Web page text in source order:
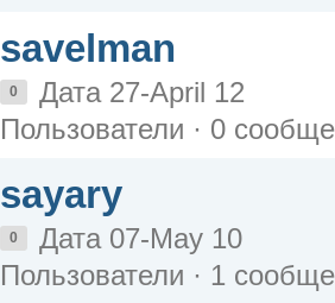
savelman
0
Дата 27-April 12
Пользователи · 0
sayary
0
Дата 07-May 10
Пользователи · 1